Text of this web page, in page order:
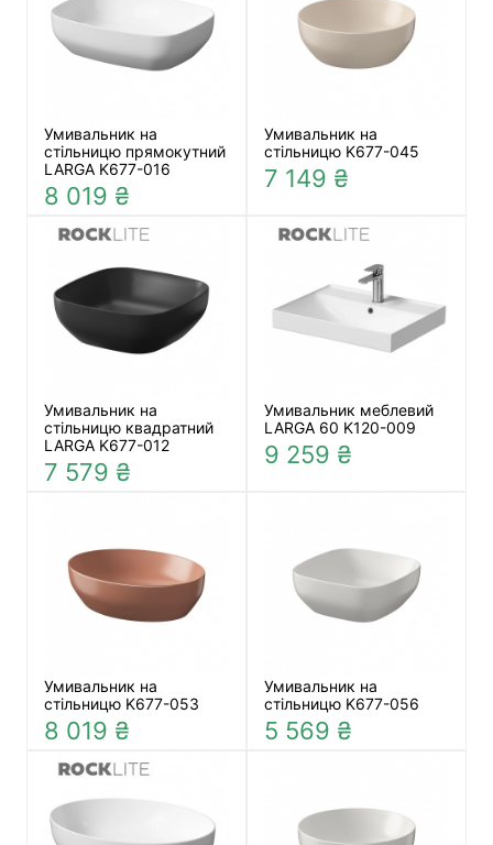
Умивальник на
стільницю прямокутний
LARGA K677-016
8 019 ₴
Умивальник на
стільницю K677-045
7 149 ₴
Умивальник на
стільницю квадратний
LARGA K677-012
7 579 ₴
Умивальник меблевий
LARGA 60 K120-009
9 259 ₴
Умивальник на
стільницю K677-053
8 019 ₴
Умивальник на
стільницю K677-056
5 569 ₴